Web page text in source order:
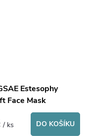
Estesophy
Face Mask
/ ks DO KOŠÍKU